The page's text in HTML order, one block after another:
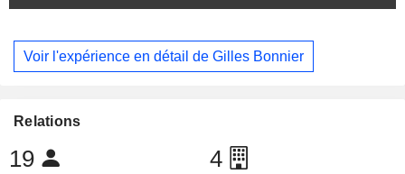
Voir l'expérience en détail de Gilles Bonnier
Relations
19 4